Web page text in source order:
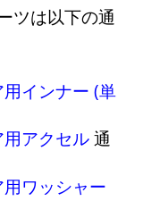
ツは以下の通
インナー (単
アクセル通
ワッシャー